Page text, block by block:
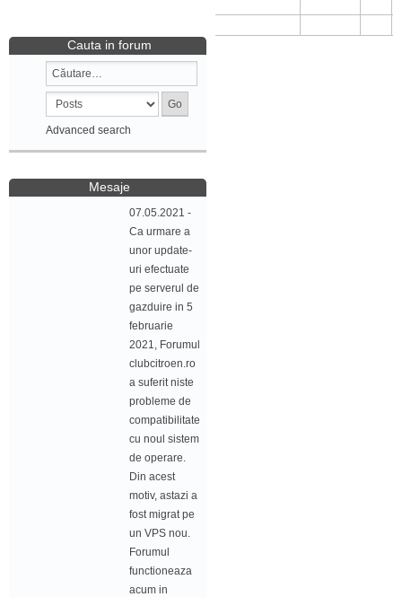
Cauta in forum
Advanced search
Mesaje
07.05.2021 -
Ca urmare a
unor update-
uri efectuate
pe serverul de
gazduire in 5
februarie
2021, Forumul
clubcitroen.ro
a suferit niste
probleme de
compatibilitate
cu noul sistem
de operare.
Din acest
motiv, astazi a
fost migrat pe
un VPS nou.
Forumul
functioneaza
acum in